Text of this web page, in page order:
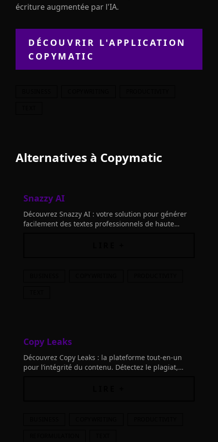
écriture augmentée par l'IA.
DÉCOUVRIR L'APPLICATION
COPYMATIC
Alternatives à Copymatic
Snazzy AI
Découvrez Snazzy AI : votre solution pour générer
facilement des textes professionnels de haute
Copy Leaks
Découvrez Copy Leaks : la plateforme tout-en-un
pour l’intégrité du contenu. Détectez le plagiat,